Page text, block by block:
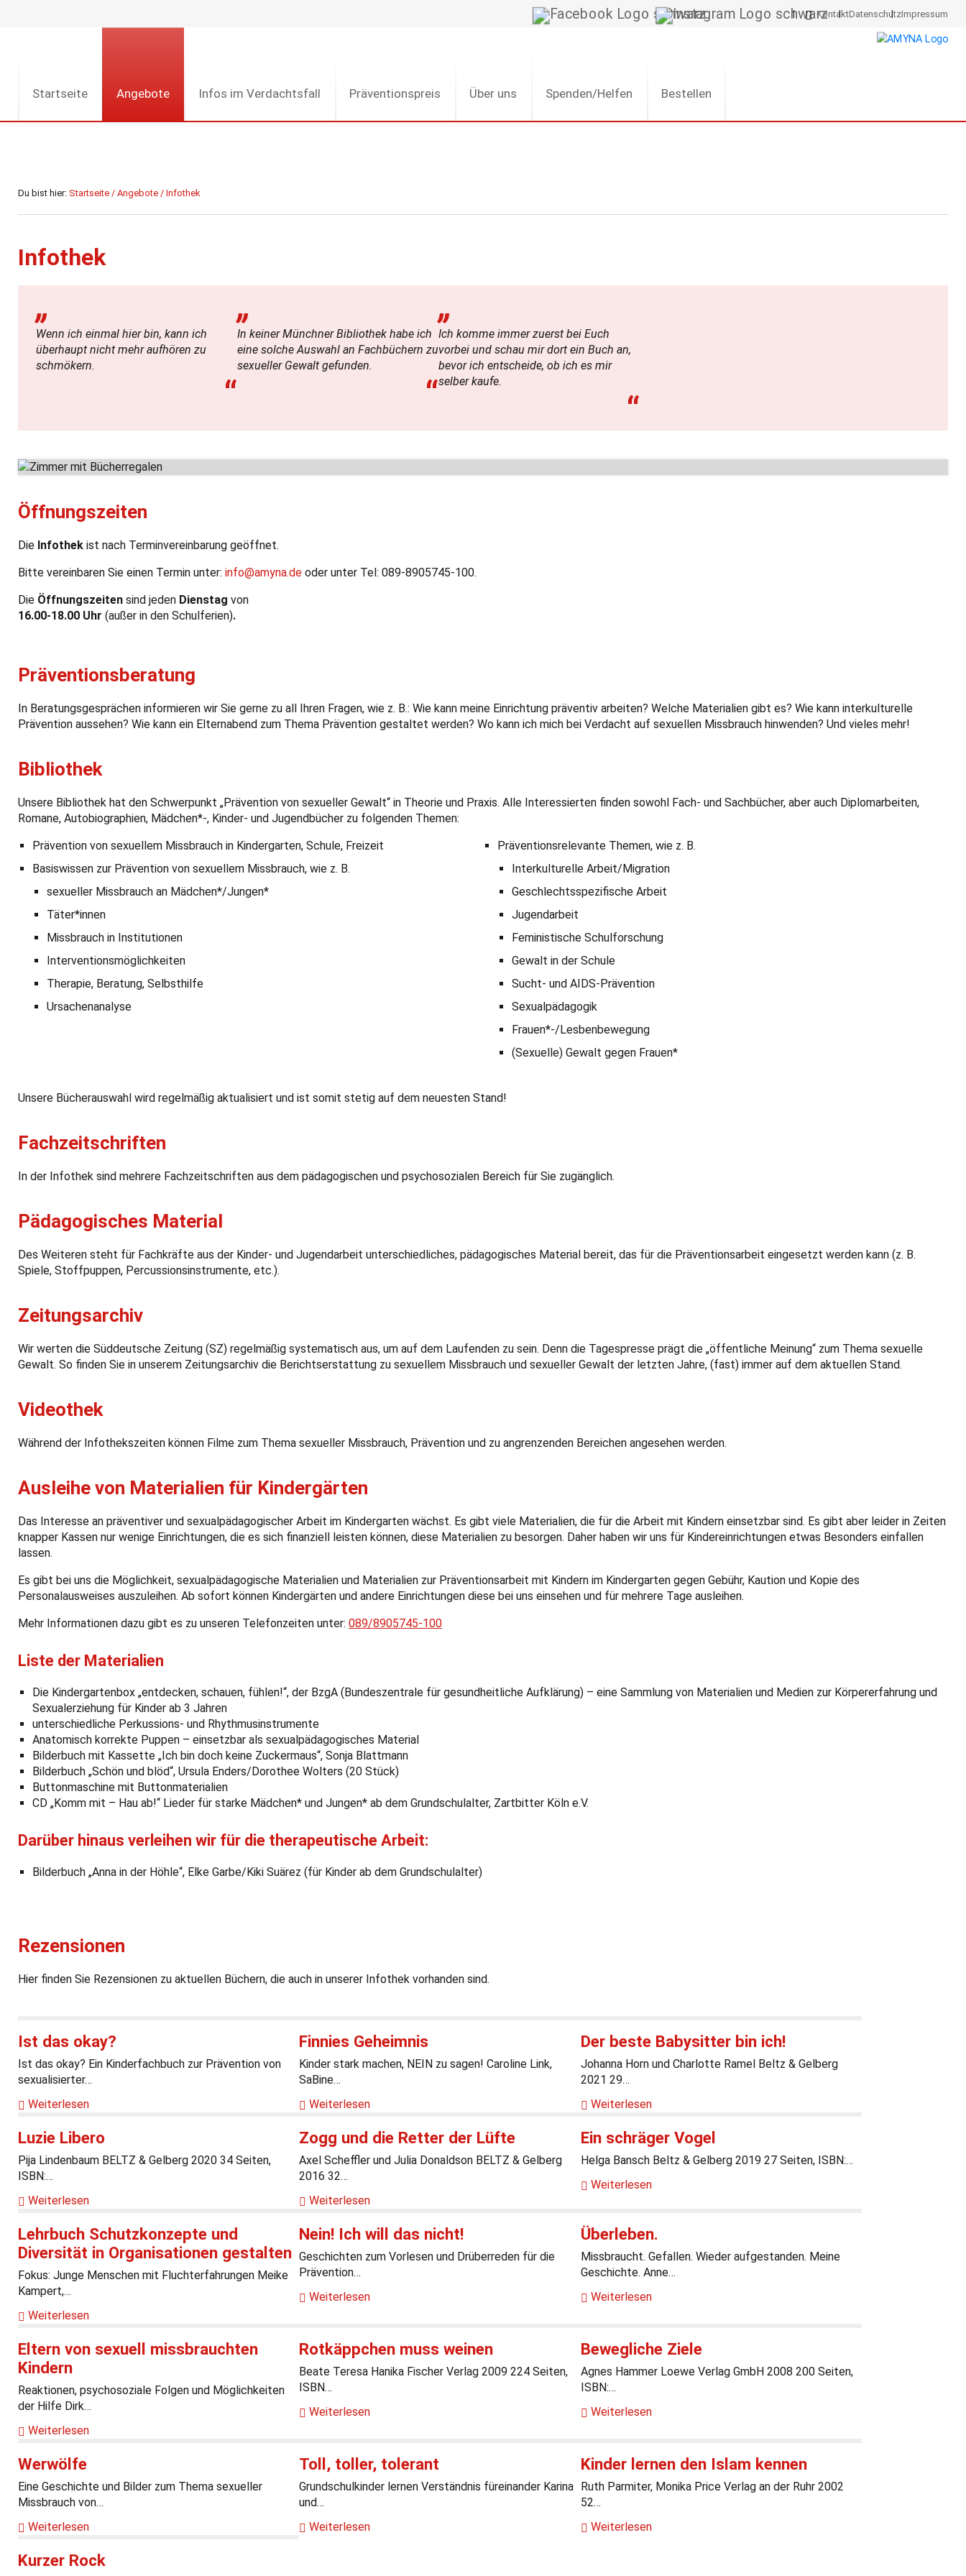
KontaktDatenschutzImpressum
Startseite Angebote Infos im Verdachtsfall Präventionspreis Über uns Spenden/Helfen Bestellen
Du bist hier: Startseite / Angebote / Infothek
Infothek
„
Wenn ich einmal hier bin, kann ich
überhaupt nicht mehr aufhören zu
schmökern.
“
„
In keiner Münchner Bibliothek habe ich
eine solche Auswahl an Fachbüchern zu
sexueller Gewalt gefunden.
“
„
Ich komme immer zuerst bei Euch
vorbei und schau mir dort ein Buch an,
bevor ich entscheide, ob ich es mir
selber kaufe.
“
Öffnungszeiten
Die Infothek ist nach Terminvereinbarung geöffnet.
Bitte vereinbaren Sie einen Termin unter: info@amyna.de oder unter Tel: 089-8905745-100.
Die Öffnungszeiten sind jeden Dienstag von
16.00-18.00 Uhr (außer in den Schulferien).
Präventionsberatung
In Beratungsgesprächen informieren wir Sie gerne zu all Ihren Fragen, wie z. B.: Wie kann meine Einrichtung präventiv arbeiten? Welche Materialien gibt es? Wie kann interkulturelle
Prävention aussehen? Wie kann ein Elternabend zum Thema Prävention gestaltet werden? Wo kann ich mich bei Verdacht auf sexuellen Missbrauch hinwenden? Und vieles mehr!
Bibliothek
Unsere Bibliothek hat den Schwerpunkt „Prävention von sexueller Gewalt“ in Theorie und Praxis. Alle Interessierten finden sowohl Fach- und Sachbücher, aber auch Diplomarbeiten,
Romane, Autobiographien, Mädchen*-, Kinder- und Jugendbücher zu folgenden Themen:
Prävention von sexuellem Missbrauch in Kindergarten, Schule, Freizeit
Basiswissen zur Prävention von sexuellem Missbrauch, wie z. B.
sexueller Missbrauch an Mädchen*/Jungen*
Täter*innen
Missbrauch in Institutionen
Interventionsmöglichkeiten
Therapie, Beratung, Selbsthilfe
Ursachenanalyse
Präventionsrelevante Themen, wie z. B.
Interkulturelle Arbeit/Migration
Geschlechtsspezifische Arbeit
Jugendarbeit
Feministische Schulforschung
Gewalt in der Schule
Sucht- und AIDS-Prävention
Sexualpädagogik
Frauen*-/Lesbenbewegung
(Sexuelle) Gewalt gegen Frauen*
Unsere Bücherauswahl wird regelmäßig aktualisiert und ist somit stetig auf dem neuesten Stand!
Fachzeitschriften
In der Infothek sind mehrere Fachzeitschriften aus dem pädagogischen und psychosozialen Bereich für Sie zugänglich.
Pädagogisches Material
Des Weiteren steht für Fachkräfte aus der Kinder- und Jugendarbeit unterschiedliches, pädagogisches Material bereit, das für die Präventionsarbeit eingesetzt werden kann (z. B.
Spiele, Stoffpuppen, Percussionsinstrumente, etc.).
Zeitungsarchiv
Wir werten die Süddeutsche Zeitung (SZ) regelmäßig systematisch aus, um auf dem Laufenden zu sein. Denn die Tagespresse prägt die „öffentliche Meinung“ zum Thema sexuelle
Gewalt. So finden Sie in unserem Zeitungsarchiv die Berichtserstattung zu sexuellem Missbrauch und sexueller Gewalt der letzten Jahre, (fast) immer auf dem aktuellen Stand.
Videothek
Während der Infothekszeiten können Filme zum Thema sexueller Missbrauch, Prävention und zu angrenzenden Bereichen angesehen werden.
Ausleihe von Materialien für Kindergärten
Das Interesse an präventiver und sexualpädagogischer Arbeit im Kindergarten wächst. Es gibt viele Materialien, die für die Arbeit mit Kindern einsetzbar sind. Es gibt aber leider in Zeiten
knapper Kassen nur wenige Einrichtungen, die es sich finanziell leisten können, diese Materialien zu besorgen. Daher haben wir uns für Kindereinrichtungen etwas Besonders einfallen
lassen.
Es gibt bei uns die Möglichkeit, sexualpädagogische Materialien und Materialien zur Präventionsarbeit mit Kindern im Kindergarten gegen Gebühr, Kaution und Kopie des
Personalausweises auszuleihen. Ab sofort können Kindergärten und andere Einrichtungen diese bei uns einsehen und für mehrere Tage ausleihen.
Mehr Informationen dazu gibt es zu unseren Telefonzeiten unter: 089/8905745-100
Liste der Materialien
Die Kindergartenbox „entdecken, schauen, fühlen!“, der BzgA (Bundeszentrale für gesundheitliche Aufklärung) – eine Sammlung von Materialien und Medien zur Körpererfahrung und
Sexualerziehung für Kinder ab 3 Jahren
unterschiedliche Perkussions- und Rhythmusinstrumente
Anatomisch korrekte Puppen – einsetzbar als sexualpädagogisches Material
Bilderbuch mit Kassette „Ich bin doch keine Zuckermaus“, Sonja Blattmann
Bilderbuch „Schön und blöd“, Ursula Enders/Dorothee Wolters (20 Stück)
Buttonmaschine mit Buttonmaterialien
CD „Komm mit – Hau ab!“ Lieder für starke Mädchen* und Jungen* ab dem Grundschulalter, Zartbitter Köln e.V.
Darüber hinaus verleihen wir für die therapeutische Arbeit:
Bilderbuch „Anna in der Höhle“, Elke Garbe/Kiki Suärez (für Kinder ab dem Grundschulalter)
Rezensionen
Hier finden Sie Rezensionen zu aktuellen Büchern, die auch in unserer Infothek vorhanden sind.
Ist das okay?
Ist das okay? Ein Kinderfachbuch zur Prävention von
sexualisierter…
Weiterlesen
Finnies Geheimnis
Kinder stark machen, NEIN zu sagen! Caroline Link,
SaBine…
Weiterlesen
Der beste Babysitter bin ich!
Johanna Horn und Charlotte Ramel Beltz & Gelberg
2021 29…
Weiterlesen
Luzie Libero
Pija Lindenbaum BELTZ & Gelberg 2020 34 Seiten,
ISBN:…
Weiterlesen
Zogg und die Retter der Lüfte
Axel Scheffler und Julia Donaldson BELTZ & Gelberg
2016 32…
Weiterlesen
Ein schräger Vogel
Helga Bansch Beltz & Gelberg 2019 27 Seiten, ISBN:…
Weiterlesen
Lehrbuch Schutzkonzepte und
Diversität in Organisationen gestalten
Fokus: Junge Menschen mit Fluchterfahrungen Meike
Kampert,…
Weiterlesen
Nein! Ich will das nicht!
Geschichten zum Vorlesen und Drüberreden für die
Prävention…
Weiterlesen
Überleben.
Missbraucht. Gefallen. Wieder aufgestanden. Meine
Geschichte. Anne…
Weiterlesen
Eltern von sexuell missbrauchten
Kindern
Reaktionen, psychosoziale Folgen und Möglichkeiten
der Hilfe Dirk…
Weiterlesen
Rotkäppchen muss weinen
Beate Teresa Hanika Fischer Verlag 2009 224 Seiten,
ISBN…
Weiterlesen
Bewegliche Ziele
Agnes Hammer Loewe Verlag GmbH 2008 200 Seiten,
ISBN:…
Weiterlesen
Werwölfe
Eine Geschichte und Bilder zum Thema sexueller
Missbrauch von…
Weiterlesen
Toll, toller, tolerant
Grundschulkinder lernen Verständnis füreinander Karina
und…
Weiterlesen
Kinder lernen den Islam kennen
Ruth Parmiter, Monika Price Verlag an der Ruhr 2002
52…
Weiterlesen
Kurzer Rock